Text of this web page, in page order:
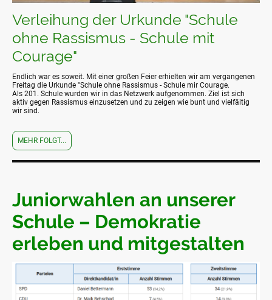
Verleihung der Urkunde "Schule
ohne Rassismus - Schule mit
Courage"
Endlich war es soweit. Mit einer großen Feier erhielten wir am vergangenen
Freitag die Urkunde "Schule ohne Rassismus - Schule mir Courage.
Als 201. Schule wurden wir in das Netzwerk aufgenommen. Ziel ist sich
aktiv gegen Rassismus einzusetzen und zu zeigen wie bunt und vielfältig
wir sind.
MEHR FOLGT...
Juniorwahlen an unserer
Schule – Demokratie
erleben und mitgestalten